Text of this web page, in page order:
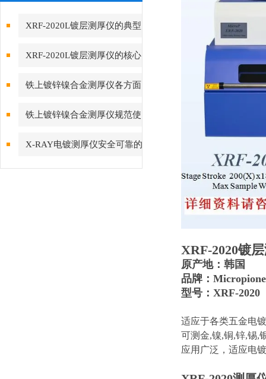
XRF-2020L镀层测厚仪的典型
应用场景与落地价值
XRF-2020L镀层测厚仪的核心
功能与工业检测价值
铁上镀锌镍合金测厚仪各方面
保养要点
铁上镀锌镍合金测厚仪规范使
X-RAY电镀测厚仪安全可靠的
操作方法
XRF-2020镀
原产地：韩国
品牌：
型号：XRF-2020
适应于各类五金电
可测金,镍,铜,锌,锡,
应用广泛，适应电